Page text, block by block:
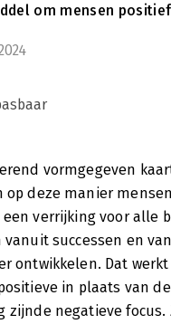
om mensen
vormgegeven
op deze manier
verrijking voor alle
vanuit successen en
ontwikkelen. Dat
in plaats van
zijnde negatieve focus.